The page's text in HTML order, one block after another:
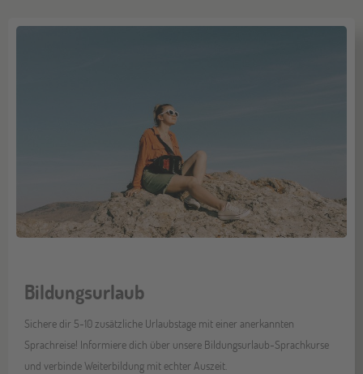
Bildungsurlaub
Sichere dir 5-10 zusätzliche Urlaubstage mit einer anerkannten
Sprachreise! Informiere dich über unsere Bildungsurlaub-Sprachkurse
und verbinde Weiterbildung mit echter Auszeit.